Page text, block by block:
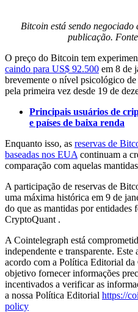
Bitcoin está sendo
publicação.
O preço do Bitcoin tem
caindo para US$ 92.500 em 8 de
brevemente o nível psicológico
pela primeira vez desde 19 de
Principais usuários de
e países de baixa renda
Enquanto isso, as reservas de
baseadas nos EUA continuam a
comparação com aquelas
A participação de reservas de
uma máxima histórica em 9 de
do que as mantidas por
CryptoQuant .
A Cointelegraph está
independente e transparente.
acordo com a Política Editorial
objetivo fornecer informações
incentivados a verificar as
a nossa Política Editorial https://
policy